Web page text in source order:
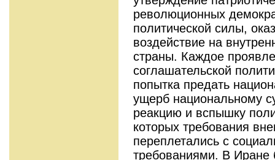
революционных
политической силы,
воздействие на
страны. Каждое
соглашательской
попытка предать
ущерб национальному
реакцию и вспышку
которых требования
переплетались с
требованиями. В Иране